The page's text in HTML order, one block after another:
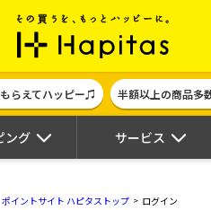
ポイ
らえてハッピー♫ 半額以上の商品多
ング サービス
ポイントサイト ハピタストップ ログイン